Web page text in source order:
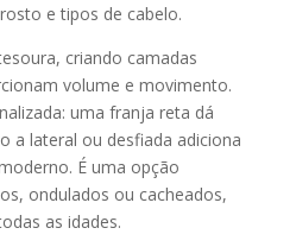
e tipos de cabelo.
criando camadas
volume e movimento.
uma franja reta dá
a lateral ou desfiada adiciona
É uma opção
ondulados ou cacheados,
as idades.